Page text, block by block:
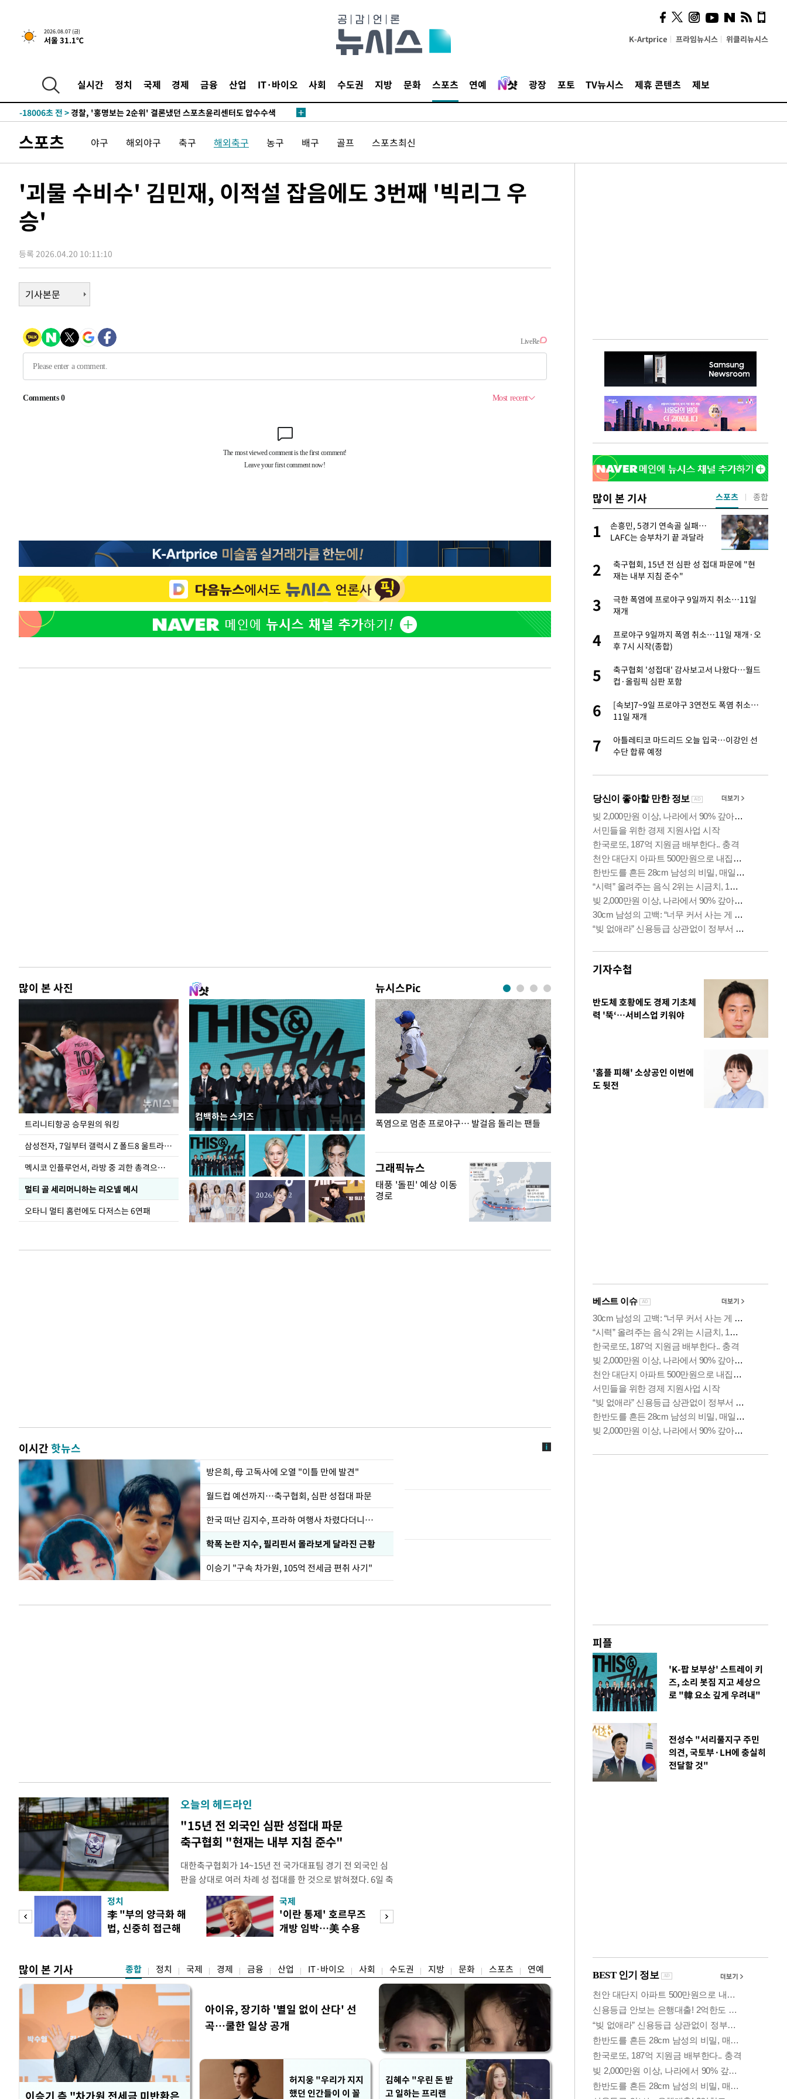
2026.08.07 (금)
서울 31.1℃ K-Artprice 프라임뉴시스 위클리뉴시스
실시간 정치 국제 경제 금융 산업 IT·바이오 사회 수도권 지방 문화 스포츠 연예 광장 포토 TV뉴시스 제휴 콘텐츠 제보
4시간 전 >내일까지 39도 '펄펄'…기상청 "태풍 지나며 폭염 잠시 꺾인다"
-21092초 전 >'월드컵 탈락 후폭풍' 축구협회…11시간 걸린 초유의 압수수색(종
-19321초 전 >
축구협회, 15년 전 심판 성 접대 파문에 "현재는 내부 지침 준수"
-18006초 전 >
-3602초 전 > [속보]합참 "北 발사체는 단거리탄도미사일…감시·경계태세 강화"
-1780초 전 > [속보] SKT, 에이닷 서비스 장애 발생…"원인 파악 중"
-1186초 전 >[속보]합참 "북, 동해상으로 미상 발사체 발사"
-541초 전 >[속보]7~9일 프로야구 3연전도 폭염 취소…11일 재개
-203초 전 >
-30초 전 >
9분 전 >[속보]종합특검, 대검 추가 압수수색…내란 중요임무종사 혐의
1시간 전 >[속보]코스피, 301.88포인트(4.58%) 내린 6296.38 마감
1시간 전 >[속보]원·달러 환율, 0.7원 내린 1423.8원 마감
1시간 전 > "여기 떨어졌다"…다누리, 스페이스X 로켓 달 충돌 흔적 포착
2시간 전 >손흥민, 5경기 연속골 실패…LAFC는 승부차기 끝 과달라하라 격파
[속보]합참 "北 발사체는 단거리탄도미사일…감시·경계태세 강화"
日방위성, 北이 동해로 쏜 발사체는 탄도미사일 가능성
-203초 전 >"韓 외환시장 개입 관측 배경엔 美의 대한국 무역적자 있어"
-30초 전 >
'월드컵 탈락 후폭풍' 축구협회…초유의 압수수색에 '충격·당황'
9분 전 >[속보]종합특검, 대검 추가 압수수색…내란 중요임무종사 혐의
1시간 전 >[속보]코스닥, 800p 회복…0.26% 오른 801.67 마감
1시간 전 >
[속보]코스피, 301.88포인트(4.58%) 내린 6296.38 마감
1시간 전 >[속보]원·달러 환율, 0.7원 내린 1423.8원 마감
2시간 전 >손흥민, 5경기 연속골 실패…LAFC는 승부차기 끝 과달라하라 격파
스포츠 야구 해외야구 축구 해외축구 농구 배구 골프 스포츠최신
'괴물 수비수' 김민재, 이적설 잡음에도 3번째 '빅리그 우
승'
등록 2026.04.20 10:11:10
기사본문
많이 본 사진
트리니티항공 승무원의 워킹
삼성전자, 7일부터 갤럭시 Z 폴드8 울트라·폴드8·플립8 출시
멕시코 인플루언서, 라방 중 괴한 총격으로 사망
멀티 골 세리머니하는 리오넬 메시
오타니 멀티 홈런에도 다저스는 6연패
컴백하는 스키즈
뉴시스Pic
입추 하루 앞둔 전남광주… 열화상 카메라에 담긴
폭염
폭염으로 멈춘 프로야구… 발걸음 돌리는 팬들
그래픽뉴스
태풍 '돌핀' 예상 이동
경로
이시간핫뉴스
방은희, 母 고독사에 오열 "이틀 만에 발견"
월드컵 예선까지…축구협회, 심판 성접대 파문
한국 떠난 김지수, 프라하 여행사 차렸다더니…
학폭 논란 지수, 필리핀서 몰라보게 달라진 근황
이승기 "구속 차가원, 105억 전세금 편취 사기"
오늘의 헤드라인
"15년 전 외국인 심판 성접대 파문
축구협회 "현재는 내부 지침 준수"
대한축구협회가 14~15년 전 국가대표팀 경기 전 외국인 심
판을 상대로 여러 차례 성 접대를 한 것으로 밝혀졌다. 6일 축
구계에 따르면 국회의 한 의원실은 축구협회가 2011~2012
년 국제심판 10여 명에게 성 접대한 사실을 확인했다. 당시
축구협회는 외국인 심판과 감독관 등 10여 명에게 한 번에
수십만원에서 많게는 100만원이 넘는 돈을 성
정치
李 "부의 양극화 해
법, 신중히 접근해
국제
'이란 통제' 호르무즈
개방 임박…美 수용
많이 본 기사 종합 정치 국제 경제 금융 산업 IT·바이오 사회 수도권 지방 문화 스포츠 연예
이승기 측 "차가원 전세금 미반환은
아이유, 장기하 '별일 없이 산다' 선
곡…쿨한 일상 공개
허지웅 "우리가 지지
했던 인간들이 이 꼴
김혜수 "우린 돈 받
고 일하는 프리랜
많이 본 기사
벌 원해"
2
아이유, 장기하 '별일 없이 산다' 선곡…쿨한
일상 공개
3
허지웅 "우리가 지지했던 인간들이 이 꼴 만
들었다"…형소법 개정에 격한 반응
4
김혜수 "우린 돈 받고 일하는 프리랜서…받
5
효린 "절친에게 남친 빼앗겨…지금이라면 가
1
손흥민, 5경기 연속골 실패…
LAFC는 승부차기 끝 과달라
2
축구협회, 15년 전 심판 성 접대 파문에 "현
재는 내부 지침 준수"
3
극한 폭염에 프로야구 9일까지 취소…11일
재개
4
프로야구 9일까지 폭염 취소…11일 재개·오
후 7시 시작(종합)
5
축구협회 '성접대' 감사보고서 나왔다…월드
컵·올림픽 심판 포함
6
[속보]7~9일 프로야구 3연전도 폭염 취소…
11일 재개
7
아틀레티코 마드리드 오늘 입국…이강인 선
수단 합류 예정
스포츠 종합
기자수첩
반도체 호황에도 경제 기초체
력 '뚝‘…서비스업 키워야
'홈플 피해' 소상공인 이번에
도 뒷전
피플
'K-팝 보부상' 스트레이 키
즈, 소리 봇짐 지고 세상으
로 "韓 요소 깊게 우려내"
전성수 "서리풀지구 주민
의견, 국토부·LH에 충실히
전달할 것"